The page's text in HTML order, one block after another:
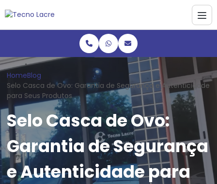
HomeBlog
Selo Casca de Ovo: Garantia de Segurança e Autenticidade
para Seus Produtos
Selo Casca de Ovo:
Garantia de Segurança
e Autenticidade para